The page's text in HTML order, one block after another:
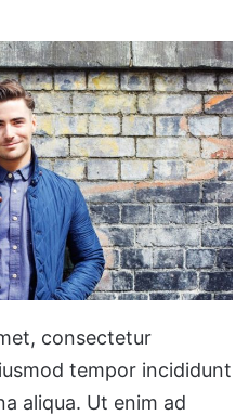
consectetur
tempor incididunt
aliqua. Ut enim ad